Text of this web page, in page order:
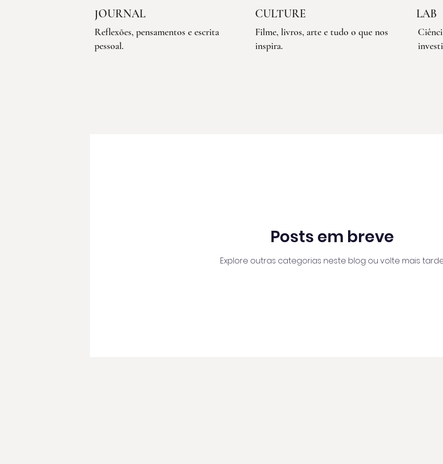
JOURNAL
Reflexões, pensamentos e escrita
pessoal.
CULTURE
Filme, livros, arte e tudo o que nos
inspira.
LAB
Posts em breve
Explore outras categorias neste blog ou volte mais